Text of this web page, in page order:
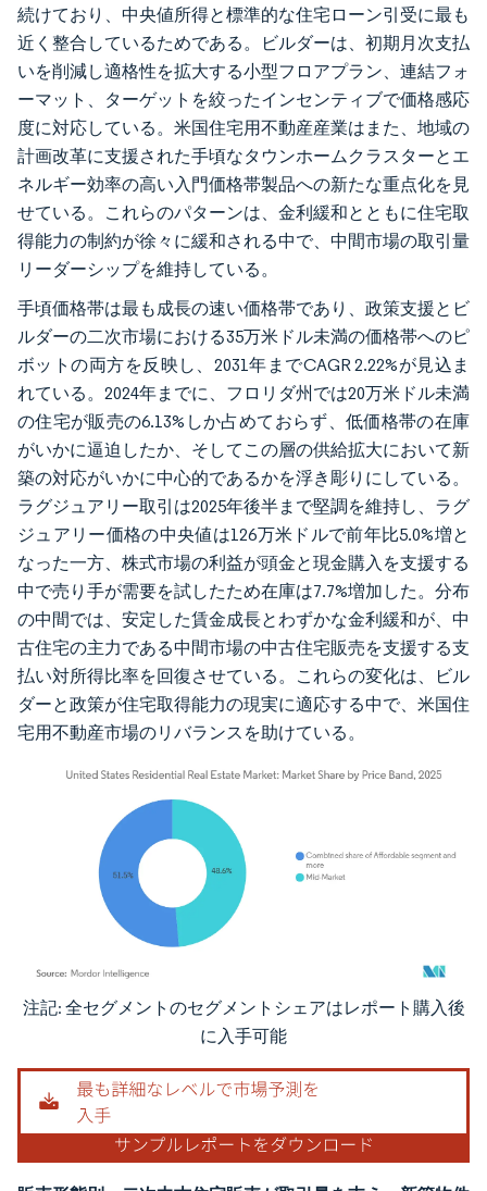
続けており、中央値所得と標準的な住宅ローン引受に最も
近く整合しているためである。ビルダーは、初期月次支払
いを削減し適格性を拡大する小型フロアプラン、連結フォ
ーマット、ターゲットを絞ったインセンティブで価格感応
度に対応している。米国住宅用不動産産業はまた、地域の
計画改革に支援された手頃なタウンホームクラスターとエ
ネルギー効率の高い入門価格帯製品への新たな重点化を見
せている。これらのパターンは、金利緩和とともに住宅取
得能力の制約が徐々に緩和される中で、中間市場の取引量
リーダーシップを維持している。
手頃価格帯は最も成長の速い価格帯であり、政策支援とビ
ルダーの二次市場における35万米ドル未満の価格帯へのピ
ボットの両方を反映し、2031年までCAGR 2.22%が見込ま
れている。2024年までに、フロリダ州では20万米ドル未満
の住宅が販売の6.13%しか占めておらず、低価格帯の在庫
がいかに逼迫したか、そしてこの層の供給拡大において新
築の対応がいかに中心的であるかを浮き彫りにしている。
ラグジュアリー取引は2025年後半まで堅調を維持し、ラグ
ジュアリー価格の中央値は126万米ドルで前年比5.0%増と
なった一方、株式市場の利益が頭金と現金購入を支援する
中で売り手が需要を試したため在庫は7.7%増加した。分布
の中間では、安定した賃金成長とわずかな金利緩和が、中
古住宅の主力である中間市場の中古住宅販売を支援する支
払い対所得比率を回復させている。これらの変化は、ビル
ダーと政策が住宅取得能力の現実に適応する中で、米国住
宅用不動産市場のリバランスを助けている。
画像 © Mordor Intelligence。再利用にはCC BY 4.0の表示が必要です。
注記: 全セグメントのセグメントシェアはレポート購入後
に入手可能